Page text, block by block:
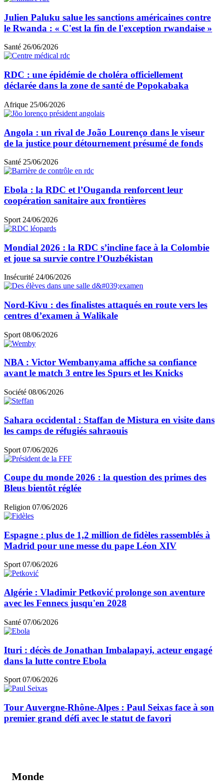
Julien Paluku salue les sanctions américaines contre
le Rwanda : « C'est la fin de l'exception rwandaise »
Santé 26/06/2026
RDC : une épidémie de choléra officiellement
déclarée dans la zone de santé de Popokabaka
Afrique 25/06/2026
Angola : un rival de João Lourenço dans le viseur
de la justice pour détournement présumé de fonds
Santé 25/06/2026
Ebola : la RDC et l’Ouganda renforcent leur
coopération sanitaire aux frontières
Sport 24/06/2026
Mondial 2026 : la RDC s’incline face à la Colombie
et joue sa survie contre l’Ouzbékistan
Insécurité 24/06/2026
Nord-Kivu : des finalistes attaqués en route vers les
centres d’examen à Walikale
Sport 08/06/2026
NBA : Victor Wembanyama affiche sa confiance
avant le match 3 entre les Spurs et les Knicks
Société 08/06/2026
Sahara occidental : Staffan de Mistura en visite dans
les camps de réfugiés sahraouis
Sport 07/06/2026
Coupe du monde 2026 : la question des primes des
Bleus bientôt réglée
Religion 07/06/2026
Espagne : plus de 1,2 million de fidèles rassemblés à
Madrid pour une messe du pape Léon XIV
Sport 07/06/2026
Algérie : Vladimir Petković prolonge son aventure
avec les Fennecs jusqu'en 2028
Santé 07/06/2026
Ituri : décès de Jonathan Imbalapayi, acteur engagé
dans la lutte contre Ebola
Sport 07/06/2026
Tour Auvergne-Rhône-Alpes : Paul Seixas face à son
premier grand défi avec le statut de favori
Monde